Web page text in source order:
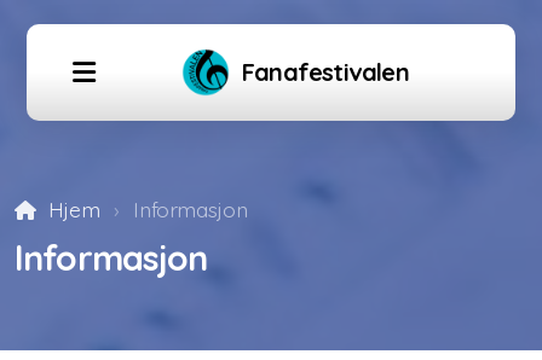
Fanafestivalen
Hjem Informasjon
Informasjon
Påmelding Korps
Påmelding Solist